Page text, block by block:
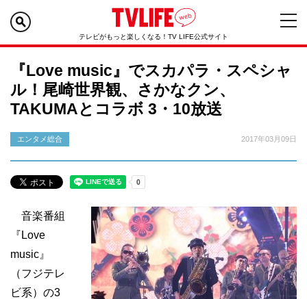
テレビがもっと楽しくなる！TV LIFE公式サイト
『Love music』でスカパラ・スペシャ
ル！尾崎世界観、さかなクン、
TAKUMAとコラボ 3・10放送
エンタメ総合 2017年03月09日
音楽番組
『Love
music』
（フジテレ
ビ系）の3